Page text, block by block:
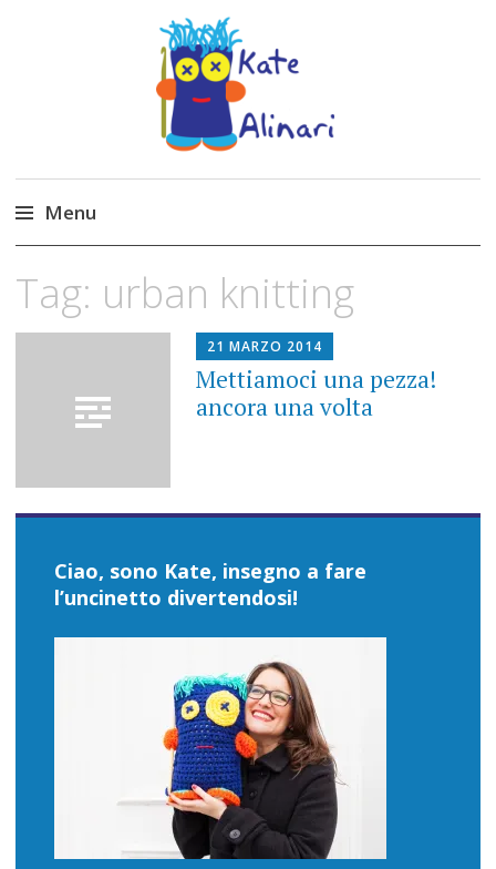
Made by Kate
Kate Alinari, corsi di uncinetto, entusiasmo,
schemi gratuiti, amigurumi, I Balocchi del Tipo
Strano, traduzioni e tanto divertimento!
Menu
content
Tag: urban knitting
21 MARZO 2014
Mettiamoci una pezza!
ancora una volta
Ciao, sono Kate, insegno a fare
l’uncinetto divertendosi!